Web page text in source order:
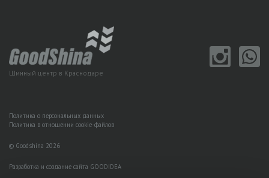
Шинный центр в Краснодаре
Политика о персональных данных
Политика в отношении cookie-файлов
© Goodshina 2026
Разработка и создание сайта GOODIDEA